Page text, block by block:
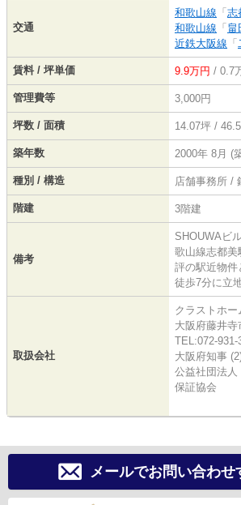
交通
和歌山線 「 志
和歌山線 「 畠
近鉄大阪線 「
賃料 / 坪単価 9.9万円 / 0.7
管理費等 3,000円
坪数 / 面積 14.07坪 /
築年数 2000年 8月 (
種別 / 構造 店舗事務所 /
階建 3階建
備考
SHOUWAビ
歌山線志都美
評の駅近物件
徒歩7分に立
取扱会社
クラストホ
大阪府藤井
TEL:072-931-
大阪府知事
公益社団法
保証協会
メールでお問い合わせ